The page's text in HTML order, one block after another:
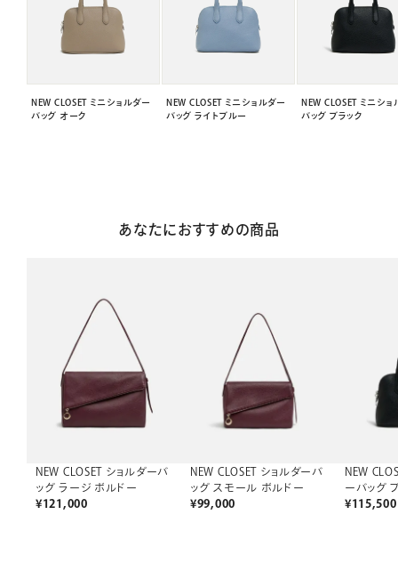
NEW CLOSET ミニショルダー
バッグ オーク
NEW CLOSET ミニショルダー
バッグ ライトブルー
NEW CLOSET ミニショ
バッグ ブラック
あなたにおすすめの商品
NEW CLOSET ショルダーバ
ッグ ラージ ボルドー
¥121,000
NEW CLOSET ショルダーバ
ッグ スモール ボルドー
¥99,000
NEW
ーバッグ
¥115,500